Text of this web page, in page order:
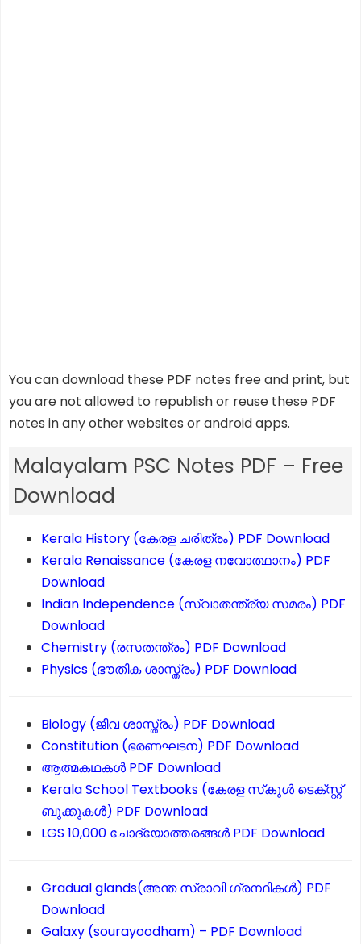
You can download these PDF notes free and print, but
you are not allowed to republish or reuse these PDF
notes in any other websites or android apps.
Malayalam PSC Notes PDF – Free
Download
Kerala History (കേരള ചരിത്രം) PDF Download
Kerala Renaissance (കേരള നവോത്ഥാനം) PDF
Download
Indian Independence (സ്വാതന്ത്ര്യ സമരം) PDF
Download
Chemistry (രസതന്ത്രം) PDF Download
Physics (ഭൗതിക ശാസ്ത്രം) PDF Download
Biology (ജീവ ശാസ്ത്രം) PDF Download
Constitution (ഭരണഘടന) PDF Download
ആത്മകഥകൾ PDF Download
Kerala School Textbooks (കേരള സ്‌കൂൾ ടെക്സ്റ്റ്
ബുക്കുകൾ) PDF Download
LGS 10,000 ചോദ്യോത്തരങ്ങൾ PDF Download
Gradual glands(അന്ത സ്രാവി ഗ്രന്ഥികൾ) PDF
Download
Galaxy (sourayoodham) – PDF Download